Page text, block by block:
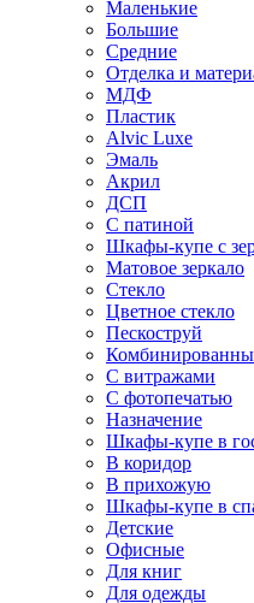
Маленькие
Большие
Средние
Отделка и
МДФ
Пластик
Alvic Luxe
Эмаль
Акрил
ДСП
С патиной
Шкафы-купе с
Матовое зеркало
Стекло
Цветное стекло
Пескоструй
С витражами
С фотопечатью
Назначение
Шкафы-купе в
В коридор
В прихожую
Шкафы-купе в
Детские
Офисные
Для книг
Для одежды